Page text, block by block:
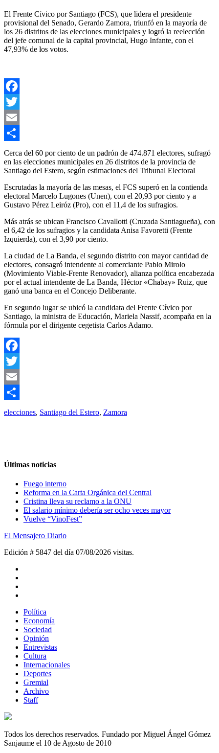
El Frente Cívico por Santiago (FCS), que lidera el presidente
provisional del Senado, Gerardo Zamora, triunfó en la mayoría de
los 26 distritos de las elecciones municipales y logró la reelección
del jefe comunal de la capital provincial, Hugo Infante, con el
47,93% de los votos.
Facebook
Twitter
Email
Compartir
Cerca del 60 por ciento de un padrón de 474.871 electores, sufragó
en las elecciones municipales en 26 distritos de la provincia de
Santiago del Estero, según estimaciones del Tribunal Electoral
Escrutadas la mayoría de las mesas, el FCS superó en la contienda
electoral Marcelo Lugones (Unen), con el 20,93 por ciento y a
Gustavo Pérez Leiróz (Pro), con el 11,4 de los sufragios.
Más atrás se ubican Francisco Cavallotti (Cruzada Santiagueña), con
el 6,42 de los sufragios y la candidata Anisa Favoretti (Frente
Izquierda), con el 3,90 por ciento.
La ciudad de La Banda, el segundo distrito con mayor cantidad de
electores, consagró intendente al comerciante Pablo Mirolo
(Movimiento Viable-Frente Renovador), alianza política encabezada
por el actual intendente de La Banda, Héctor «Chabay» Ruiz, que
ganó una banca en el Concejo Deliberante.
En segundo lugar se ubicó la candidata del Frente Cívico por
Santiago, la ministra de Educación, Mariela Nassif, acompaña en la
fórmula por el dirigente cegetista Carlos Adamo.
Facebook
Twitter
Email
Compartir
elecciones, Santiago del Estero, Zamora
Últimas noticias
Fuego interno
Reforma en la Carta Orgánica del Central
Cristina lleva su reclamo a la ONU
El salario mínimo debería ser ocho veces mayor
Vuelve “VinoFest”
El Mensajero Diario
Edición # 5847 del día 07/08/2026 visitas.
Política
Economía
Sociedad
Opinión
Entrevistas
Cultura
Internacionales
Deportes
Gremial
Archivo
Staff
Todos los derechos reservados. Fundado por Miguel Ángel Gómez
Sanjaume el 10 de Agosto de 2010